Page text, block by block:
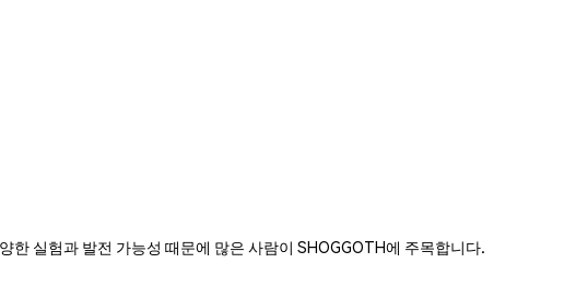
실험과 발전 가능성 때문에 많은 사람이 SHOGGOTH에 주목합니다.